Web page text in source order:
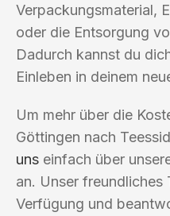
Verpackungsmaterial,
oder die Entsorgung
Dadurch kannst du
Einleben in deinem
Um mehr über die
Göttingen nach
uns einfach über
an. Unser freundliches
Verfügung und